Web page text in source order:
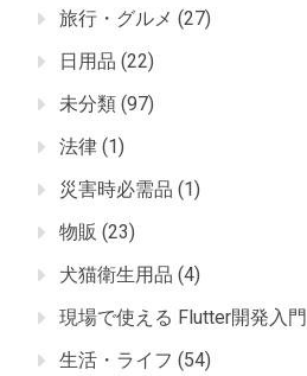
旅行・グルメ (27)
日用品 (22)
未分類 (97)
法律 (1)
災害時必需品 (1)
物販 (23)
犬猫衛生用品 (4)
現場で使える Flutter開発入門
生活・ライフ (54)